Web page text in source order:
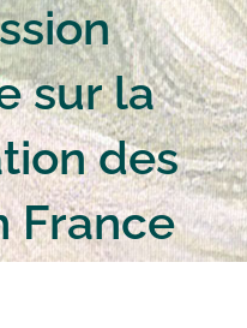
sur la
des
France